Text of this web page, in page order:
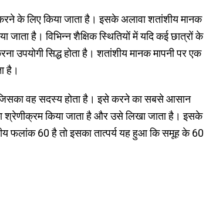
के लिए किया जाता है। इसके अलावा शतांशीय मानक
जाता है। विभिन्न शैक्षिक स्थितियों में यदि कई छात्रों के
उपयोगी सिद्ध होता है। शतांशीय मानक मापनी पर एक
है।
वह सदस्य होता है। इसे करने का सबसे आसान
किया जाता है और उसे लिखा जाता है। इसके
फलांक 60 है तो इसका तात्पर्य यह हुआ कि समूह के 60